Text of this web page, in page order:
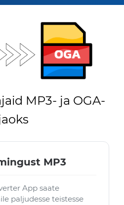
MP3- ja OGA-
MP3
App saate
paljudesse teistesse